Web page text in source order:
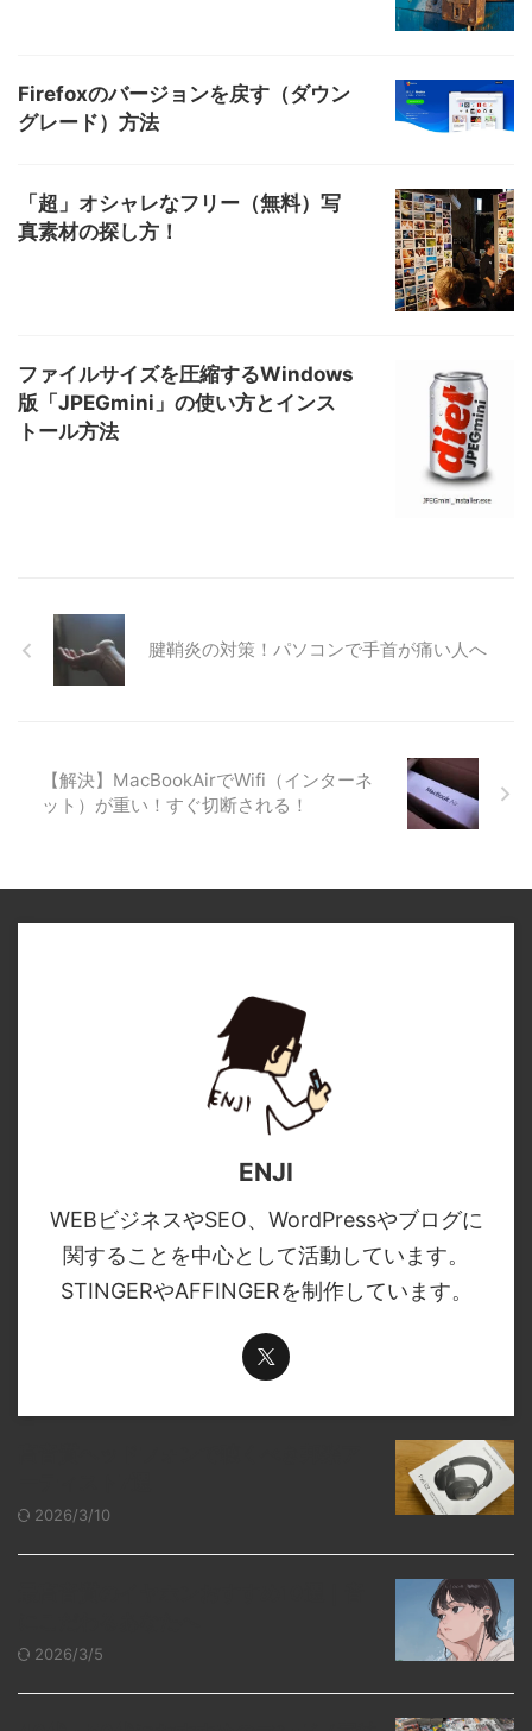
Firefoxのバージョンを戻す（ダウン
グレード）方法
「超」オシャレなフリー（無料）写
真素材の探し方！
ファイルサイズを圧縮するWindows
版「JPEGmini」の使い方とインス
トール方法
腱鞘炎の対策！パソコンで手首が痛い人へ
【解決】MacBookAirでWifi（インターネ
ット）が重い！すぐ切断される！
ENJI
WEBビジネスやSEO、WordPressやブログに
関することを中心として活動しています。
STINGERやAFFINGERを制作しています。
2026/3/10
2026/3/5